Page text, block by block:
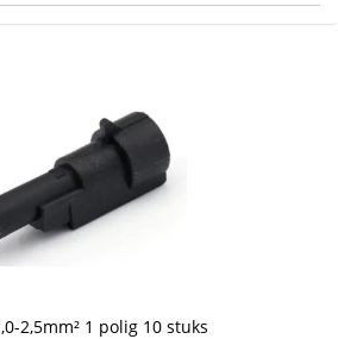
2,5mm² 1 polig 10 stuks